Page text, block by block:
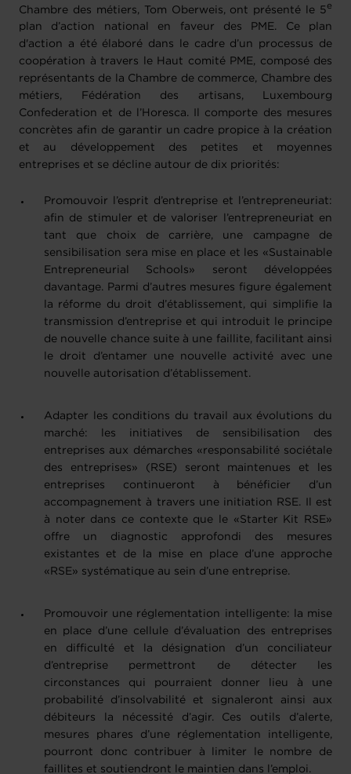
Chambre des métiers, Tom Oberweis, ont présenté le 5e
plan d’action national en faveur des PME. Ce plan
d'action a été élaboré dans le cadre d’un processus de
coopération à travers le Haut comité PME, composé des
représentants de la Chambre de commerce, Chambre des
métiers, Fédération des artisans, Luxembourg
Confederation et de l’Horesca. Il comporte des mesures
concrètes afin de garantir un cadre propice à la création
et au développement des petites et moyennes
entreprises et se décline autour de dix priorités:
Promouvoir l’esprit d’entreprise et l’entrepreneuriat:
afin de stimuler et de valoriser l’entrepreneuriat en
tant que choix de carrière, une campagne de
sensibilisation sera mise en place et les «Sustainable
Entrepreneurial Schools» seront développées
davantage. Parmi d’autres mesures figure également
la réforme du droit d’établissement, qui simplifie la
transmission d’entreprise et qui introduit le principe
de nouvelle chance suite à une faillite, facilitant ainsi
le droit d’entamer une nouvelle activité avec une
nouvelle autorisation d’établissement.
Adapter les conditions du travail aux évolutions du
marché: les initiatives de sensibilisation des
entreprises aux démarches «responsabilité sociétale
des entreprises» (RSE) seront maintenues et les
entreprises continueront à bénéficier d’un
accompagnement à travers une initiation RSE. Il est
à noter dans ce contexte que le «Starter Kit RSE»
offre un diagnostic approfondi des mesures
existantes et de la mise en place d’une approche
«RSE» systématique au sein d’une entreprise.
Promouvoir une réglementation intelligente: la mise
en place d’une cellule d’évaluation des entreprises
en difficulté et la désignation d’un conciliateur
d’entreprise permettront de détecter les
circonstances qui pourraient donner lieu à une
probabilité d’insolvabilité et signaleront ainsi aux
débiteurs la nécessité d’agir. Ces outils d’alerte,
mesures phares d’une réglementation intelligente,
pourront donc contribuer à limiter le nombre de
faillites et soutiendront le maintien dans l’emploi.